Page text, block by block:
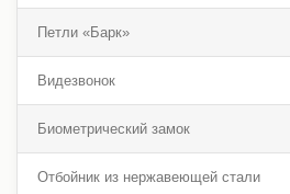
Петли «Барк»
Видезвонок
Биометрический замок
Отбойник из нержавеющей стали